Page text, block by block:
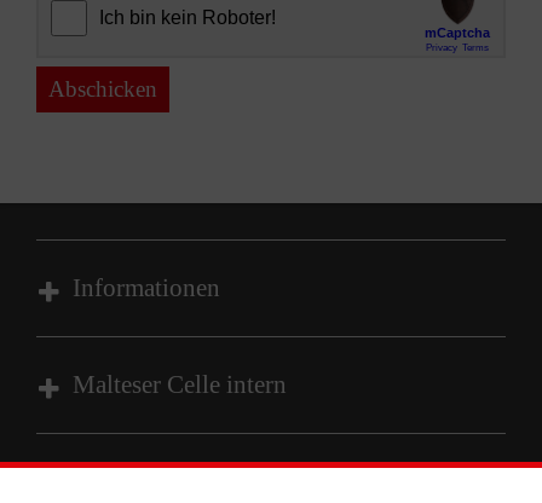
Abschicken
Informationen
Impressum
Malteser Celle intern
HiOrg Login